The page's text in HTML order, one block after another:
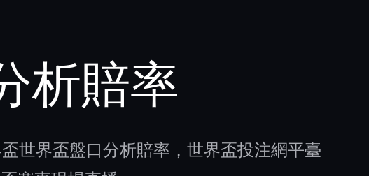
析賠率
世界盃盤口分析賠率，世界盃投注網平臺